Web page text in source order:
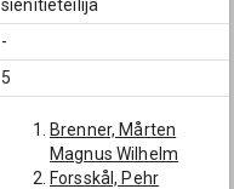
sienitieteilijä
-
5
Brenner, Mårten
Magnus Wilhelm
Forsskål, Pehr